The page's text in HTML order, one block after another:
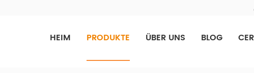
HEIM PRODUKTE ÜBER UNS BLOG